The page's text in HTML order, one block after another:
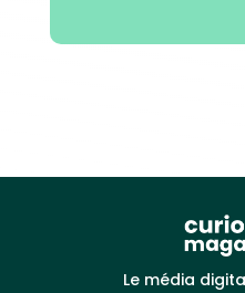
Le média